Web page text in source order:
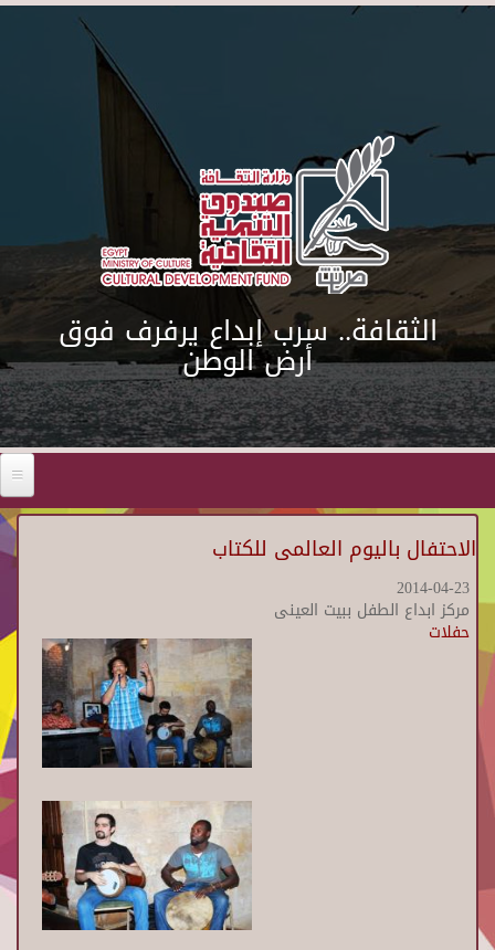
Skip to main content
الثقافة.. سرب إبداع يرفرف فوق
أرض الوطن
الاحتفال باليوم العالمى للكتاب
2014-04-23
مركز ابداع الطفل ببيت العينى
حفلات